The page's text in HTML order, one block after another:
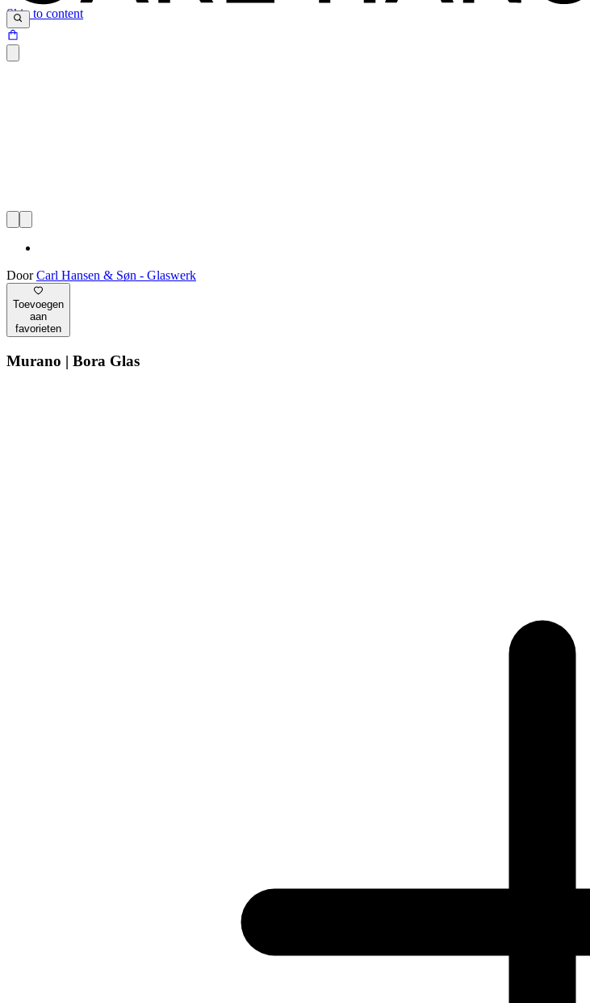
Skip to content
DoorCarl Hansen & Søn - Glaswerk
Toevoegen
aan
favorieten
Murano | Bora Glas